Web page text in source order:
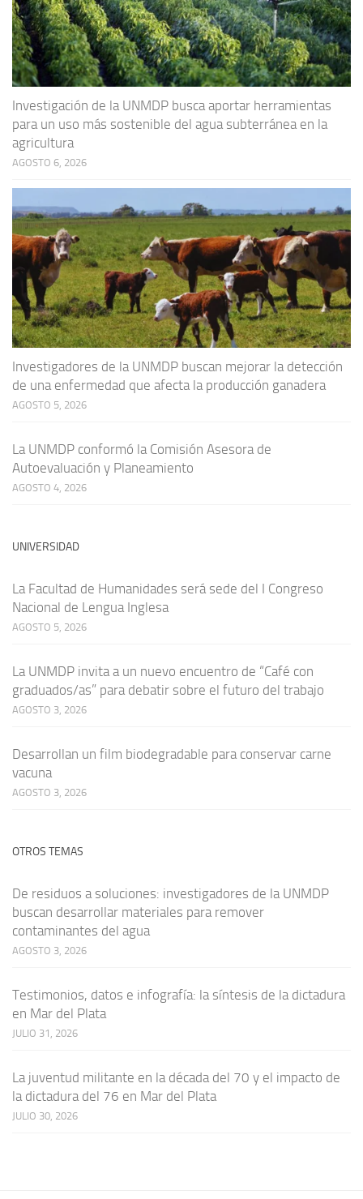
Investigación de la UNMDP busca aportar herramientas
para un uso más sostenible del agua subterránea en la
agricultura
AGOSTO 6, 2026
Investigadores de la UNMDP buscan mejorar la detección
de una enfermedad que afecta la producción ganadera
AGOSTO 5, 2026
La UNMDP conformó la Comisión Asesora de
Autoevaluación y Planeamiento
AGOSTO 4, 2026
UNIVERSIDAD
La Facultad de Humanidades será sede del I Congreso
Nacional de Lengua Inglesa
AGOSTO 5, 2026
La UNMDP invita a un nuevo encuentro de “Café con
graduados/as” para debatir sobre el futuro del trabajo
AGOSTO 3, 2026
Desarrollan un film biodegradable para conservar carne
vacuna
AGOSTO 3, 2026
OTROS TEMAS
De residuos a soluciones: investigadores de la UNMDP
buscan desarrollar materiales para remover
contaminantes del agua
AGOSTO 3, 2026
Testimonios, datos e infografía: la síntesis de la dictadura
en Mar del Plata
JULIO 31, 2026
La juventud militante en la década del 70 y el impacto de
la dictadura del 76 en Mar del Plata
JULIO 30, 2026